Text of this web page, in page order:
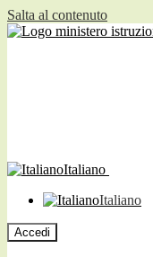
Salta al contenuto
Italiano
Italiano
Accedi